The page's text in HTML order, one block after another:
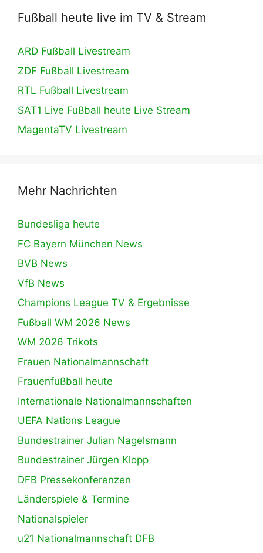
Fußball heute live im TV & Stream
ARD Fußball Livestream
ZDF Fußball Livestream
RTL Fußball Livestream
SAT1 Live Fußball heute Live Stream
MagentaTV Livestream
Mehr Nachrichten
Bundesliga heute
FC Bayern München News
BVB News
VfB News
Champions League TV & Ergebnisse
Fußball WM 2026 News
WM 2026 Trikots
Frauen Nationalmannschaft
Frauenfußball heute
Internationale Nationalmannschaften
UEFA Nations League
Bundestrainer Julian Nagelsmann
Bundestrainer Jürgen Klopp
DFB Pressekonferenzen
Länderspiele & Termine
Nationalspieler
u21 Nationalmannschaft DFB